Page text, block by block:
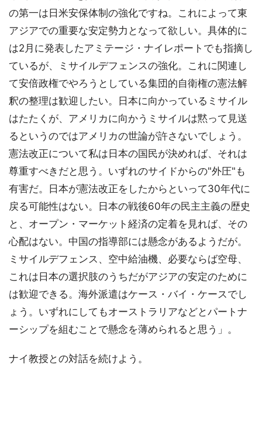
の第一は日米安保体制の強化ですね。これによって東
アジアでの重要な安定勢力となって欲しい。具体的に
は2月に発表したアミテージ・ナイレポートでも指摘し
ているが、ミサイルデフェンスの強化。これに関連し
て安倍政権でやろうとしている集団的自衛権の憲法解
釈の整理は歓迎したい。日本に向かっているミサイル
はたたくが、アメリカに向かうミサイルは黙って見送
るというのではアメリカの世論が許さないでしょう。
憲法改正について私は日本の国民が決めれば、それは
尊重すべきだと思う。いずれのサイドからの"外圧"も
有害だ。日本が憲法改正をしたからといって30年代に
戻る可能性はない。日本の戦後60年の民主主義の歴史
と、オープン・マーケット経済の定着を見れば、その
心配はない。中国の指導部には懸念があるようだが。
ミサイルデフェンス、空中給油機、必要ならば空母、
これは日本の選択肢のうちだがアジアの安定のために
は歓迎できる。海外派遣はケース・バイ・ケースでし
ょう。いずれにしてもオーストラリアなどとパートナ
ーシップを組むことで懸念を薄められると思う」。
ナイ教授との対話を続けよう。